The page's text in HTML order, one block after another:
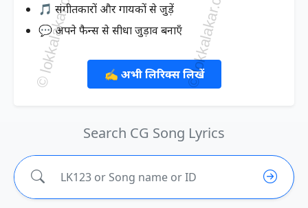
🎵 संगीतकारों और गायकों से जुड़ें
💬 अपने फैन्स से सीधा जुड़ाव बनाएँ
✍️ अभी लिरिक्स लिखें
Search CG Song Lyrics